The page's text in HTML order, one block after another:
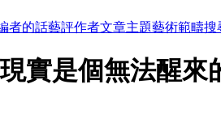
者的話藝評作者文章主題藝術範疇搜
實是個無法醒來